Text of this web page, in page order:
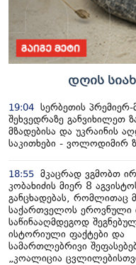
დღის
19:04 სერბეთის პრემიერ-
შეხვედრაზე განვიხილეთ
მზადებისა და უკრაინის
საკითხები - ვოლოდიმირ
18:55 მკაცრად ვგმობთ
კობახიძის მიერ 8
განცხადებას, რომლითაც
საქართველოს ეროვნული
საწინააღმდეგოდ
ისტორიული ფაქტები და
სამართლებრივი
„კოალიცია